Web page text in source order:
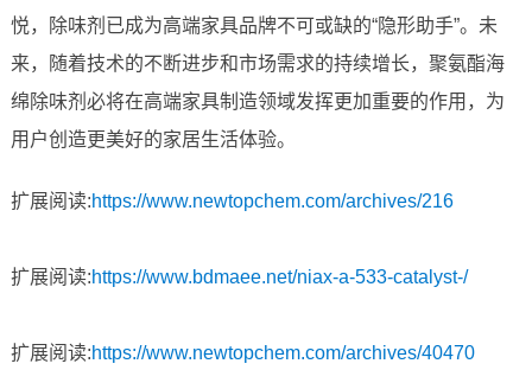
悦，除味剂已成为高端家具品牌不可或缺的“隐形助手”。未
来，随着技术的不断进步和市场需求的持续增长，聚氨酯海
绵除味剂必将在高端家具制造领域发挥更加重要的作用，为
用户创造更美好的家居生活体验。
扩展阅读:https://www.newtopchem.com/archives/216
扩展阅读:https://www.bdmaee.net/niax-a-533-catalyst-/
扩展阅读:https://www.newtopchem.com/archives/40470